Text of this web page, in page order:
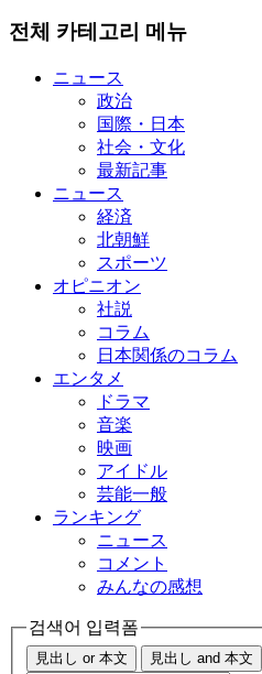
전체 카테고리 메뉴
ニュース
政治
国際・日本
社会・文化
最新記事
ニュース
経済
北朝鮮
スポーツ
オピニオン
社説
コラム
日本関係のコラム
エンタメ
ドラマ
音楽
映画
アイドル
芸能一般
ランキング
ニュース
コメント
みんなの感想
검색어 입력폼
見出し or 本文 見出し and 本文